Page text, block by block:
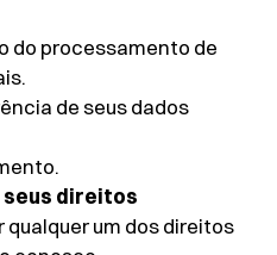
do processamento de
de seus dados
seus direitos
um dos direitos